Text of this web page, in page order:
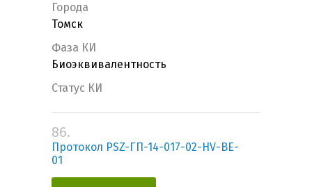
Города
Томск
Фаза КИ
Биоэквивалентность
Статус КИ
86.
Протокол PSZ-ГП-14-017-02-HV-BE-
01